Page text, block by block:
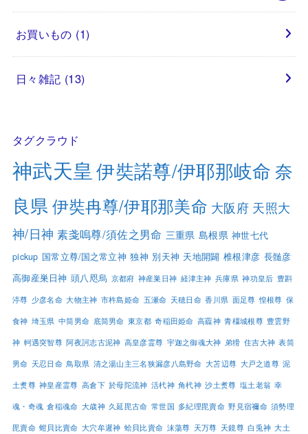
お買いもの (1)
日々雑記 (13)
タグクラウド
神武天皇 伊奘諾尊/伊耶那岐命 奈
良県 伊奘冉尊/伊耶那美命 大阪府 天照大
神/日神 素戔嗚尊/須佐之男命 三重県 島根県 神世七代
pickup 国常立尊/国之常立神 独神 別天神 天地開闢 椎根津彦 長髄彦
高御産巣日神 頭八咫烏 京都府 神産巣日神 経津主神 兵庫県 神功皇后 豊斟
渟尊 少彦名命 大物主神 市杵島姫命 五瀬命 天穂日命 香川県 面足尊 惶根尊 保
食神 埼玉県 中筒男命 底筒男命 東京都 奇稲田姫命 高龗神 青橿城根尊 豊雲野
神 軻遇突智尊 阿夜訶志古泥神 高皇彦霊尊 宇迦之御魂大神 弟猾 住吉大神 表筒
男命 天忍日命 鳥取県 清之湯山主三名狭漏彦八島野命 大苫辺尊 大戸之道尊 泥
土煑尊 神皇産霊尊 高倉下 於母陀流神 活杙神 角杙神 沙土煑尊 塩土老翁 幸
魂・奇魂 倉稲魂命 大歳神 久延毘古命 常世国 多紀理毘賣命 野見宿禰命 須勢理
毘賣命 蚶貝比賣命 大穴牟遲神 蛤貝比賣命 沫蕩尊 天万尊 天鏡尊 白兎神 大土